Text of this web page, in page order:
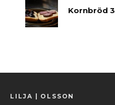
Kornbröd 3
LILJA | OLSSON